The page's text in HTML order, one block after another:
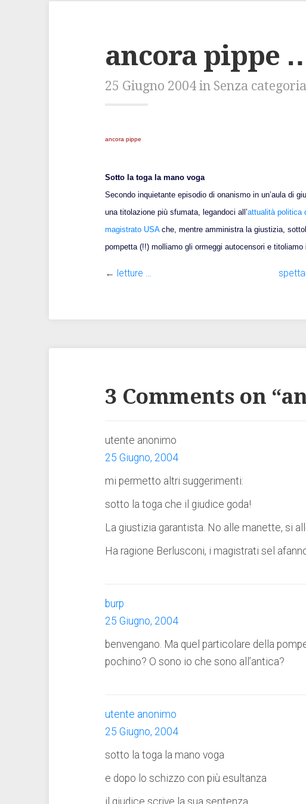
ancora pippe
25 Giugno 2004 in Senza categoria
ancora pippe
Sotto la toga la mano voga
Secondo inquietante episodio di onanismo in un’aula di
una titolazione più sfumata, legandoci all’attualità politica
magistrato USAche, mentre amministra la giustizia,
pompetta (!!) molliamo gli ormeggi autocensori e
← letture …
3 Comments on “
utente anonimo
25 Giugno, 2004
mi permetto altri suggerimenti:
sotto la toga che il giudice goda!
La giustizia garantista. No alle manette, si
Ha ragione Berlusconi, i magistrati sel
burp
25 Giugno, 2004
benvengano. Ma quel particolare della
pochino? O sono io che sono all’antica?
utente anonimo
25 Giugno, 2004
sotto la toga la mano voga
e dopo lo schizzo con più esultanza
il giudice scrive la sua sentenza